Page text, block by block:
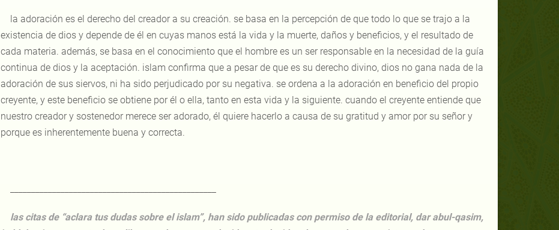
la adoración es el derecho del creador a su creación. se basa en la percepción de que todo lo que se trajo a la
existencia de dios y depende de él en cuyas manos está la vida y la muerte, daños y beneficios, y el resultado de
cada materia. además, se basa en el conocimiento que el hombre es un ser responsable en la necesidad de la guía
continua de dios y la aceptación. islam confirma que a pesar de que es su derecho divino, dios no gana nada de la
adoración de sus siervos, ni ha sido perjudicado por su negativa. se ordena a la adoración en beneficio del propio
creyente, y este beneficio se obtiene por él o ella, tanto en esta vida y la siguiente. cuando el creyente entiende que
nuestro creador y sostenedor merece ser adorado, él quiere hacerlo a causa de su gratitud y amor por su señor y
porque es inherentemente buena y correcta.
las citas de “aclara tus dudas sobre el islam”, han sido publicadas con permiso de la editorial, dar abul-qasim,